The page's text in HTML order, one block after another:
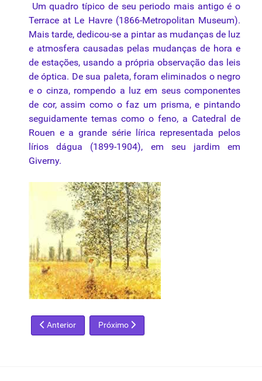
Um quadro típico de seu periodo mais antigo é o
Terrace at Le Havre (1866-Metropolitan Museum).
Mais tarde, dedicou-se a pintar as mudanças de luz
e atmosfera causadas pelas mudanças de hora e
de estações, usando a própria observação das leis
de óptica. De sua paleta, foram eliminados o negro
e o cinza, rompendo a luz em seus componentes
de cor, assim como o faz um prisma, e pintando
seguidamente temas como o feno, a Catedral de
Rouen e a grande série lírica representada pelos
lírios dágua (1899-1904), em seu jardim em
Giverny.
Artigo anterior: Claude Lorrain
Anterior Próximo artigo: Diego Rodríguez de Silva y
Próximo